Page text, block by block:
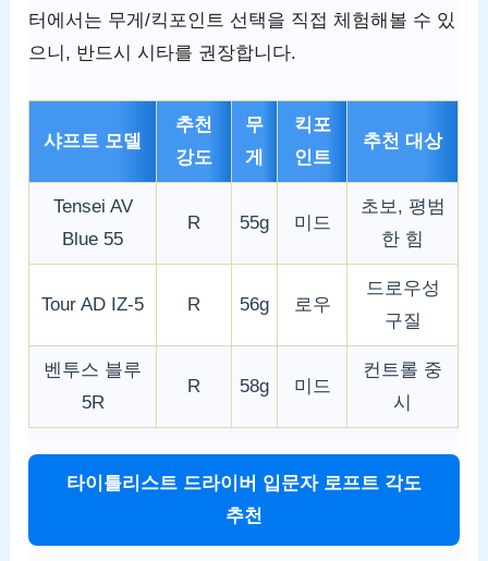
터에서는 무게/킥포인트 선택을 직접 체험해볼 수 있
으니, 반드시 시타를 권장합니다.
샤프트 모델
추천
강도
무
게
킥포
인트
추천 대상
Tensei AV
Blue 55
R 55g 미드
초보, 평범
한 힘
Tour AD IZ-5 R 56g 로우
드로우성
구질
벤투스 블루
5R
R 58g 미드
컨트롤 중
시
타이틀리스트 드라이버 입문자 로프트 각도
추천